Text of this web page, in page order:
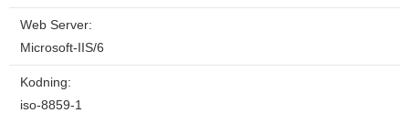
Web Server:
Microsoft-IIS/6
Kodning:
iso-8859-1